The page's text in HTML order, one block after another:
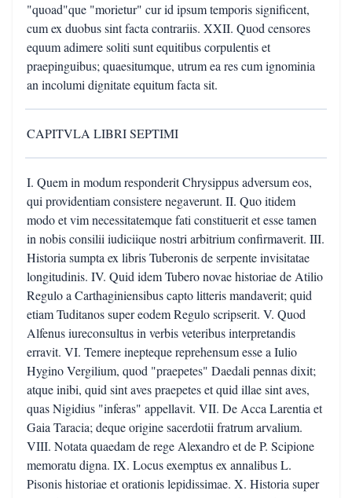
"quoad"que "morietur" cur id ipsum temporis significent,
cum ex duobus sint facta contrariis. XXII. Quod censores
equum adimere soliti sunt equitibus corpulentis et
praepinguibus; quaesitumque, utrum ea res cum ignominia
an incolumi dignitate equitum facta sit.
CAPITVLA LIBRI SEPTIMI
I. Quem in modum responderit Chrysippus adversum eos,
qui providentiam consistere negaverunt. II. Quo itidem
modo et vim necessitatemque fati constituerit et esse tamen
in nobis consilii iudiciique nostri arbitrium confirmaverit. III.
Historia sumpta ex libris Tuberonis de serpente invisitatae
longitudinis. IV. Quid idem Tubero novae historiae de Atilio
Regulo a Carthaginiensibus capto litteris mandaverit; quid
etiam Tuditanos super eodem Regulo scripserit. V. Quod
Alfenus iureconsultus in verbis veteribus interpretandis
erravit. VI. Temere inepteque reprehensum esse a Iulio
Hygino Vergilium, quod "praepetes" Daedali pennas dixit;
atque inibi, quid sint aves praepetes et quid illae sint aves,
quas Nigidius "inferas" appellavit. VII. De Acca Larentia et
Gaia Taracia; deque origine sacerdotii fratrum arvalium.
VIII. Notata quaedam de rege Alexandro et de P. Scipione
memoratu digna. IX. Locus exemptus ex annalibus L.
Pisonis historiae et orationis lepidissimae. X. Historia super